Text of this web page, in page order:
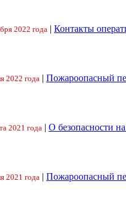
2022 года | Контакты
2022 года | Пожароопасный
2021 года | О безопасности
2021 года | Пожароопасный